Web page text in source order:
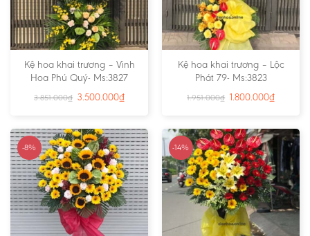
Kệ hoa khai trương – Vinh
Hoa Phú Quý- Ms:3827
3.851.000₫ 3.500.000₫
Kệ hoa khai trương – Lộc
Phát 79- Ms:3823
1.951.000₫ 1.800.000₫
-8% -14%